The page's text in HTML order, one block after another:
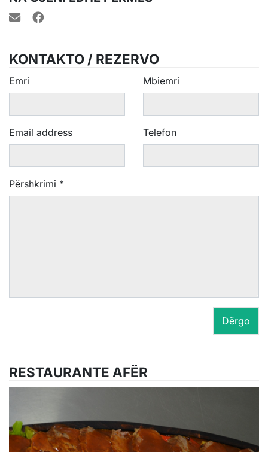
KONTAKTO / REZERVO
Emri Mbiemri
Email address Telefon
Përshkrimi *
Dërgo
RESTAURANTE AFËR